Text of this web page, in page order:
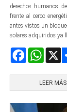
derechos humanos
frente al cerco
antes vistos un
solares adquiridos ya
Facebook
LEER